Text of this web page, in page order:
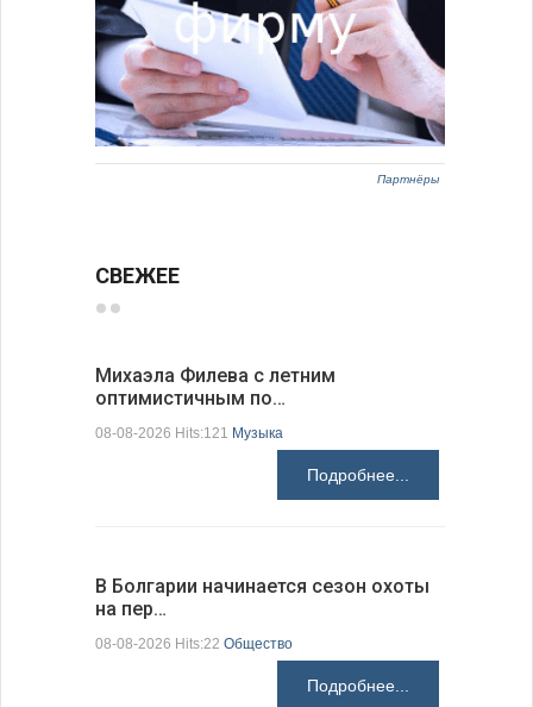
Партнёры
СВЕЖЕЕ
Михаэла Филева с летним
оптимистичным по…
08-08-2026 Hits:121 Музыка
Подробнее...
В Болгарии начинается сезон охоты
на пер…
08-08-2026 Hits:22 Общество
Подробнее...